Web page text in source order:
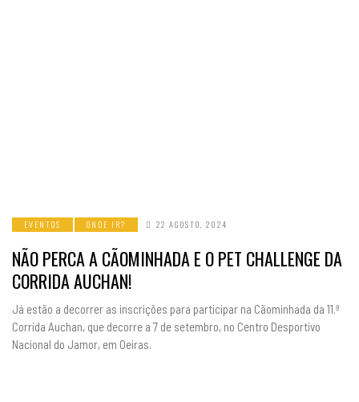
EVENTOS ONDE IR? 22 AGOSTO, 2024
NÃO PERCA A CÃOMINHADA E O PET CHALLENGE DA
CORRIDA AUCHAN!
Já estão a decorrer as inscrições para participar na Cãominhada da 11.ª
Corrida Auchan, que decorre a 7 de setembro, no Centro Desportivo
Nacional do Jamor, em Oeiras.